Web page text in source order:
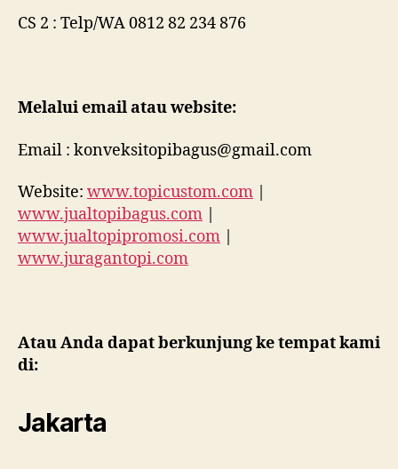
CS 2 : Telp/WA 0812 82 234 876
Melalui email atau website:
Email : konveksitopibagus@gmail.com
Website: www.topicustom.com
www.jualtopibagus.com
www.jualtopipromosi.com
www.juragantopi.com
Atau Anda dapat berkunjung ke tempat kami
di:
Jakarta